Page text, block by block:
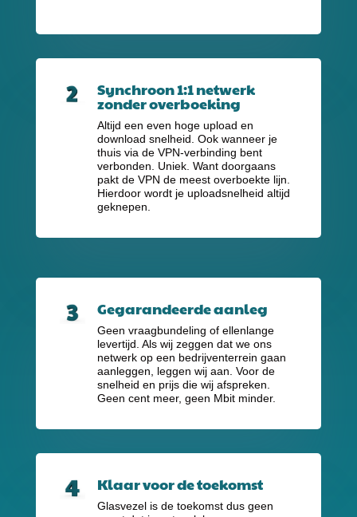
Synchroon 1:1 netwerk
zonder overboeking
Altijd een even hoge upload en
download snelheid. Ook wanneer je
thuis via de VPN-verbinding bent
verbonden. Uniek. Want doorgaans
pakt de VPN de meest overboekte lijn.
Hierdoor wordt je uploadsnelheid altijd
geknepen.
Gegarandeerde aanleg
Geen vraagbundeling of ellenlange
levertijd. Als wij zeggen dat we ons
netwerk op een bedrijventerrein gaan
aanleggen, leggen wij aan. Voor de
snelheid en prijs die wij afspreken.
Geen cent meer, geen Mbit minder.
Klaar voor de toekomst
Glasvezel is de toekomst dus geen